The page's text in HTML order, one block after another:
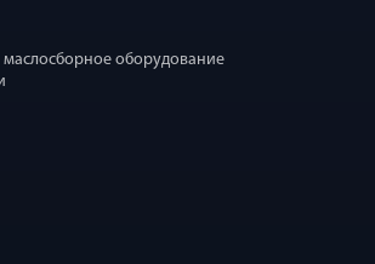
оборудование